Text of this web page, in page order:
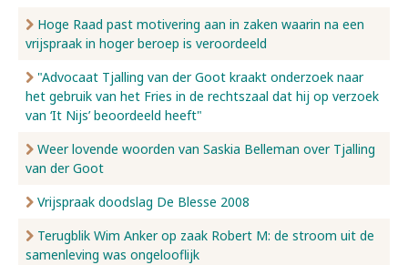
Hoge Raad past motivering aan in zaken waarin na een
vrijspraak in hoger beroep is veroordeeld
"Advocaat Tjalling van der Goot kraakt onderzoek naar
het gebruik van het Fries in de rechtszaal dat hij op verzoek
van ‘It Nijs’ beoordeeld heeft"
Weer lovende woorden van Saskia Belleman over Tjalling
van der Goot
Vrijspraak doodslag De Blesse 2008
Terugblik Wim Anker op zaak Robert M: de stroom uit de
samenleving was ongelooflijk